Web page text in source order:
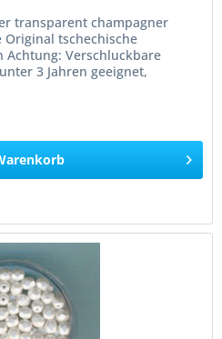
transparent champagner
Original tschechische
Verschluckbare
3 Jahren geeignet,